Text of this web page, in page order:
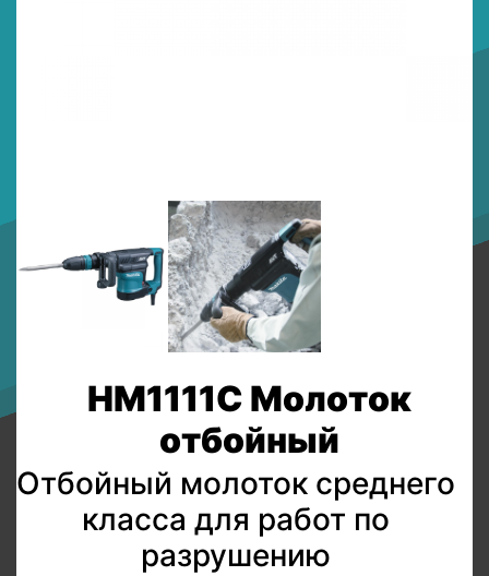
HM1111C Молоток
отбойный
Отбойный молоток среднего
класса для работ по
разрушению